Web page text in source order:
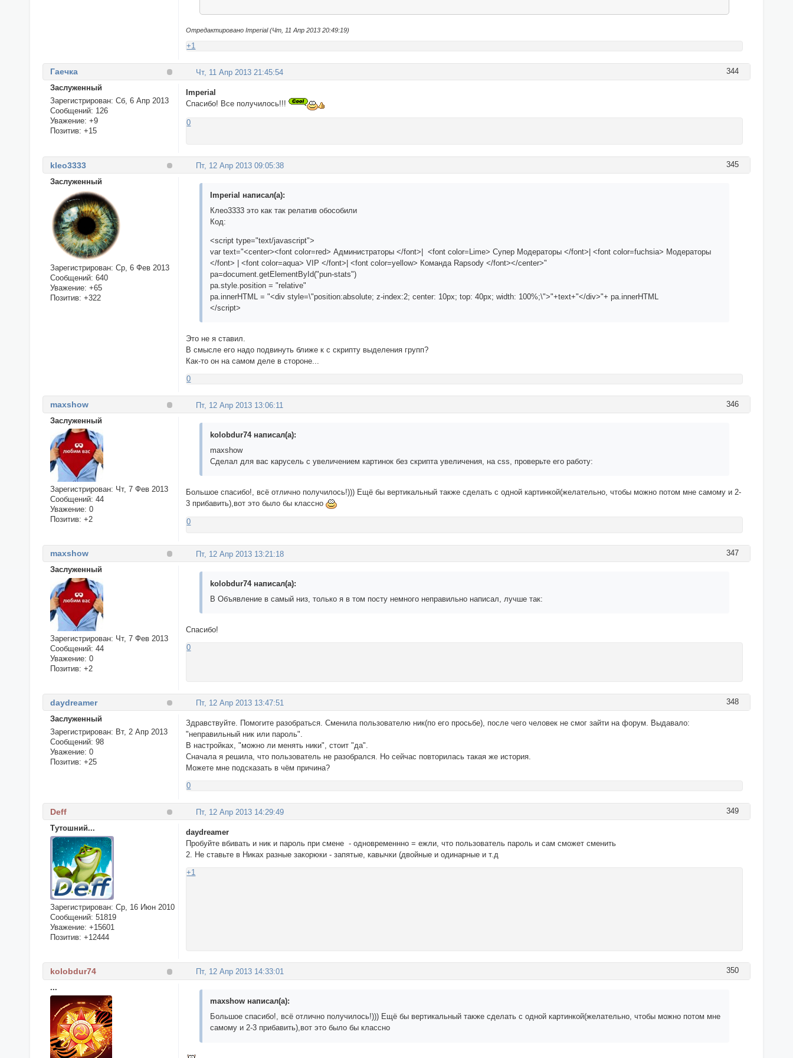
Отредактировано Imperial (Чт, 11 Апр 2013 20:49:19)
+1
344
Чт, 11 Апр 2013 21:45:54
Гаечка
Заслуженный
Зарегистрирован: Сб, 6 Апр 2013
Сообщений: 126
Уважение: +9
Позитив: +15
Imperial
Спасибо! Все получилось!!!
0
345
Пт, 12 Апр 2013 09:05:38
kleo3333
Заслуженный
Зарегистрирован: Ср, 6 Фев 2013
Сообщений: 640
Уважение: +65
Позитив: +322
Imperial написал(а):
Клео3333 это как так релатив обособили
Код:
<script type="text/javascript">
var text="<center><font color=red> Администраторы </font>| <font color=Lime> Супер Модераторы </font>| <font color=fuchsia> Модераторы
</font> | <font color=aqua> VIP </font>| <font color=yellow> Команда Rapsody </font></center>"
pa=document.getElementById("pun-stats")
pa.style.position = "relative"
pa.innerHTML = "<div style=\"position:absolute; z-index:2; center: 10px; top: 40px; width: 100%;\">"+text+"</div>"+ pa.innerHTML
</script>
Это не я ставил.
В смысле его надо подвинуть ближе к с скрипту выделения групп?
Как-то он на самом деле в стороне...
0
346
Пт, 12 Апр 2013 13:06:11
maxshow
Заслуженный
Зарегистрирован: Чт, 7 Фев 2013
Сообщений: 44
Уважение: 0
Позитив: +2
kolobdur74 написал(а):
maxshow
Сделал для вас карусель с увеличением картинок без скрипта увеличения, на css, проверьте его работу:
Большое спасибо!, всё отлично получилось!))) Ещё бы вертикальный также сделать с одной картинкой(желательно, чтобы можно потом мне самому и 2-
3 прибавить),вот это было бы классно
0
347
Пт, 12 Апр 2013 13:21:18
maxshow
Заслуженный
Зарегистрирован: Чт, 7 Фев 2013
Сообщений: 44
Уважение: 0
Позитив: +2
kolobdur74 написал(а):
В Объявление в самый низ, только я в том посту немного неправильно написал, лучше так:
Спасибо!
0
348
Пт, 12 Апр 2013 13:47:51
daydreamer
Заслуженный
Зарегистрирован: Вт, 2 Апр 2013
Сообщений: 98
Уважение: 0
Позитив: +25
Здравствуйте. Помогите разобраться. Сменила пользователю ник(по его просьбе), после чего человек не смог зайти на форум. Выдавало:
"неправильный ник или пароль".
В настройках, "можно ли менять ники", стоит "да".
Сначала я решила, что пользователь не разобрался. Но сейчас повторилась такая же история.
Можете мне подсказать в чём причина?
0
349
Пт, 12 Апр 2013 14:29:49
Deff
Тутошний...
Зарегистрирован: Ср, 16 Июн 2010
Сообщений: 51819
Уважение: +15601
Позитив: +12444
daydreamer
Пробуйте вбивать и ник и пароль при смене - одновременнно = ежли, что пользователь пароль и сам сможет сменить
2. Не ставьте в Никах разные закорюки - запятые, кавычки (двойные и одинарные и т.д
+1
350
Пт, 12 Апр 2013 14:33:01
kolobdur74
...
maxshow написал(а):
Большое спасибо!, всё отлично получилось!))) Ещё бы вертикальный также сделать с одной картинкой(желательно, чтобы можно потом мне
самому и 2-3 прибавить),вот это было бы классно